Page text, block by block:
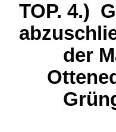
TOP. 4.)
der